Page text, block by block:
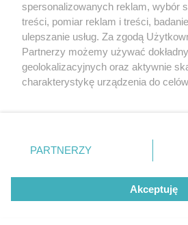
Nie zapomnij
zapoznać się z:
polityką prywatności
Twojemiasto
Piekary Śląskie
Chorzów
Tarnowskie Góry
Gliwice
Kontakt
spersonalizowanych reklam, wybór
treści, pomiar reklam i treści,
ulepszanie usług. Za zgodą
Partnerzy możemy używać
geolokalizacyjnych oraz aktywnie
charakterystykę urządzenia do
zmienić/wycofać klikając przycisk
znajdujący się w lewym dolnym rogu
rodzaje przetwarzania danych nie
użytkownika, ale masz prawo
przetwarzaniu. Preferencje będą
PARTNERZY
Akceptuję